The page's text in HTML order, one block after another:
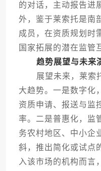
的对话，主动报告进
外，鉴于莱索托是南
成员，在资质规划时
国家拓展的潜在监管
趋势展望与未来
展望未来，莱索托
大趋势。一是数字化
资质申请、报送与监
率。二是普惠化，监
务农村地区、中小企
斜，推出简化或试点
入该市场的机构而言